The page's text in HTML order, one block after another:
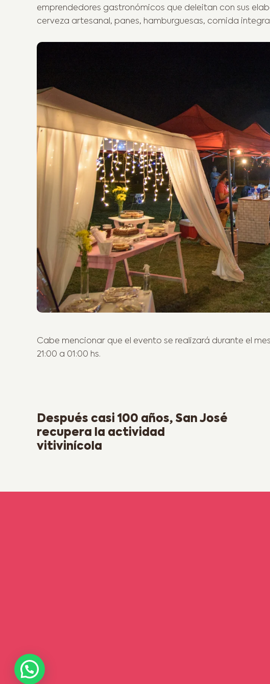
emprendedores gastronómicos que deleitan con sus
cerveza artesanal, panes, hamburguesas, comida
Cabe mencionar que el evento se realizará durante el
21:00 a 01:00 hs.
Después casi 100 años, San José
recupera la actividad
vitivinícola